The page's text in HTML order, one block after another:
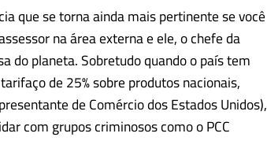
que se torna ainda mais pertinente se você
na área externa e ele, o chefe da
do planeta. Sobretudo quando o país tem
de 25% sobre produtos nacionais,
de Comércio dos Estados Unidos),
com grupos criminosos como o PCC